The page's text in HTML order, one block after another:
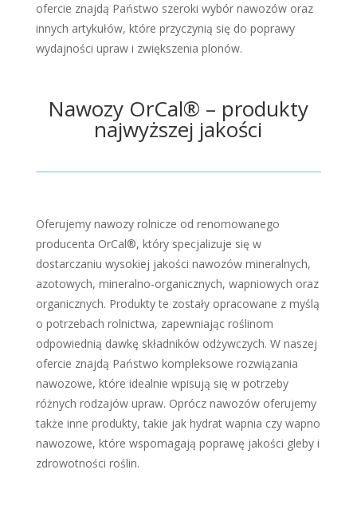
ofercie znajdą Państwo szeroki wybór nawozów oraz
innych artykułów, które przyczynią się do poprawy
wydajności upraw i zwiększenia plonów.
Nawozy OrCal® – produkty
najwyższej jakości
Oferujemy nawozy rolnicze od renomowanego
producenta OrCal®, który specjalizuje się w
dostarczaniu wysokiej jakości nawozów mineralnych,
azotowych, mineralno-organicznych, wapniowych oraz
organicznych. Produkty te zostały opracowane z myślą
o potrzebach rolnictwa, zapewniając roślinom
odpowiednią dawkę składników odżywczych. W naszej
ofercie znajdą Państwo kompleksowe rozwiązania
nawozowe, które idealnie wpisują się w potrzeby
różnych rodzajów upraw. Oprócz nawozów oferujemy
także inne produkty, takie jak hydrat wapnia czy wapno
nawozowe, które wspomagają poprawę jakości gleby i
zdrowotności roślin.